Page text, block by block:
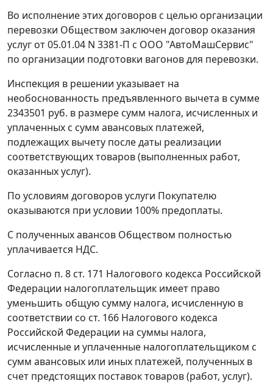
Во исполнение этих договоров с целью организации
перевозки Обществом заключен договор оказания
услуг от 05.01.04 N 3381-П с ООО "АвтоМашСервис"
по организации подготовки вагонов для перевозки.
Инспекция в решении указывает на
необоснованность предъявленного вычета в сумме
2343501 руб. в размере сумм налога, исчисленных и
уплаченных с сумм авансовых платежей,
подлежащих вычету после даты реализации
соответствующих товаров (выполненных работ,
оказанных услуг).
По условиям договоров услуги Покупателю
оказываются при условии 100% предоплаты.
С полученных авансов Обществом полностью
уплачивается НДС.
Согласно п. 8 ст. 171 Налогового кодекса Российской
Федерации налогоплательщик имеет право
уменьшить общую сумму налога, исчисленную в
соответствии со ст. 166 Налогового кодекса
Российской Федерации на суммы налога,
исчисленные и уплаченные налогоплательщиком с
сумм авансовых или иных платежей, полученных в
счет предстоящих поставок товаров (работ, услуг).